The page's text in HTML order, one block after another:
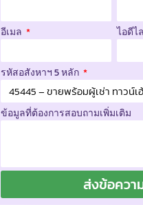
อีเมล ไอดีไ
รหัสอสังหาฯ 5 หลัก
ข้อมูลที่ต้องการสอบถามเพิ่มเติม
ส่งข้อควา